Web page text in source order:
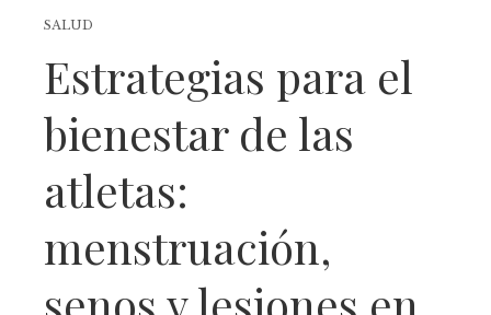
SALUD
Estrategias para el
bienestar de las
atletas:
menstruación,